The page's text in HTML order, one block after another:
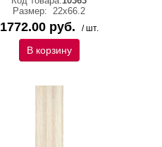
Размер: 22х66.2
1772.00 руб. / шт.
В корзину